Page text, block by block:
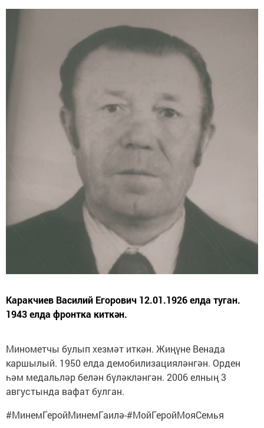
Каракчиев Василий Егорович 12.01.1926 елда туган.
1943 елда фронтка киткән.
Минометчы булып хезмәт иткән. Жиңүне Венада
каршылый. 1950 елда демобилизацияләнгән. Орден
һәм медальләр белән бүләкләнгән. 2006 елның 3
августында вафат булган.
#МинемГеройМинемГаилә-#МойГеройМояСемья